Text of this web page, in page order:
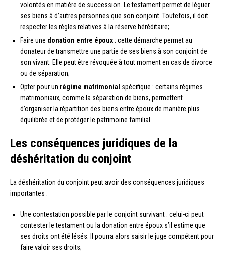
volontés en matière de succession. Le testament permet de léguer
ses biens à d’autres personnes que son conjoint. Toutefois, il doit
respecter les règles relatives à la réserve héréditaire;
Faire une donation entre époux : cette démarche permet au
donateur de transmettre une partie de ses biens à son conjoint de
son vivant. Elle peut être révoquée à tout moment en cas de divorce
ou de séparation;
Opter pour un régime matrimonial spécifique : certains régimes
matrimoniaux, comme la séparation de biens, permettent
d’organiser la répartition des biens entre époux de manière plus
équilibrée et de protéger le patrimoine familial.
Les conséquences juridiques de la
déshéritation du conjoint
La déshéritation du conjoint peut avoir des conséquences juridiques
importantes :
Une contestation possible par le conjoint survivant : celui-ci peut
contester le testament ou la donation entre époux s’il estime que
ses droits ont été lésés. Il pourra alors saisir le juge compétent pour
faire valoir ses droits;